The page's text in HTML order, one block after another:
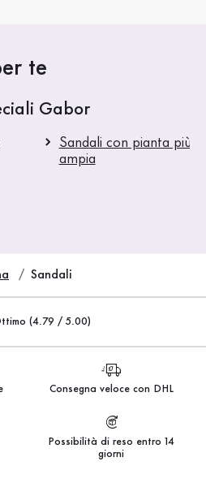
te
Gabor
Sandali con pianta più
ampia
Sandali
(4.79 / 5.00)
Consegna veloce con DHL
Possibilità di reso entro 14
giorni